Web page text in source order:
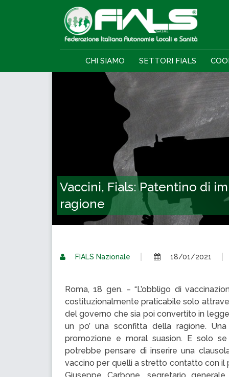
CHI SIAMO SETTORI FIALS
Vaccini, Fials: Patentino di
ragione
FIALS Nazionale 18/01/2021
Roma, 18 gen. – “L’obbligo di
costituzionalmente praticabile solo
del governo che sia poi convertito in
un po’ una sconfitta della ragione.
promozione e moral suasion. E solo
potrebbe pensare di inserire una
vaccino per quelli a stretto contatto con il